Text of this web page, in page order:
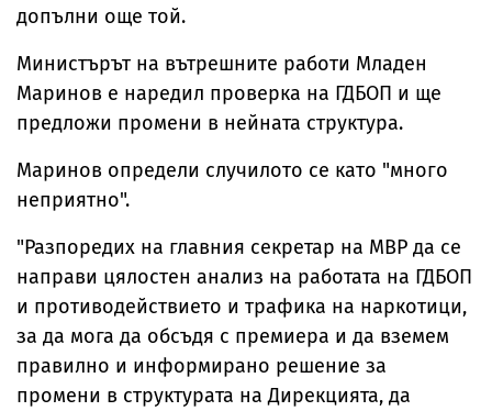
допълни още той.
Министърът на вътрешните работи Младен
Маринов е наредил проверка на ГДБОП и ще
предложи промени в нейната структура.
Маринов определи случилото се като "много
неприятно".
"Разпоредих на главния секретар на МВР да се
направи цялостен анализ на работата на ГДБОП
и противодействието и трафика на наркотици,
за да мога да обсъдя с премиера и да вземем
правилно и информирано решение за
промени в структурата на Дирекцията, да